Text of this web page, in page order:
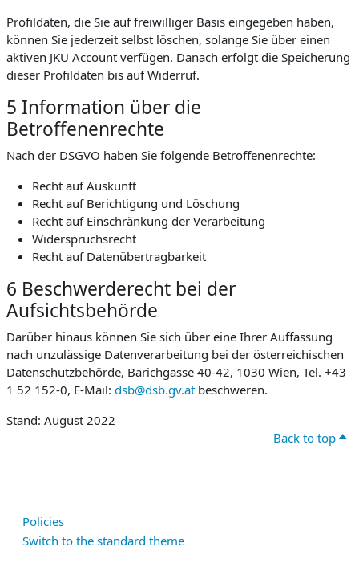
Profildaten, die Sie auf freiwilliger Basis eingegeben haben,
können Sie jederzeit selbst löschen, solange Sie über einen
aktiven JKU Account verfügen. Danach erfolgt die Speicherung
dieser Profildaten bis auf Widerruf.
5 Information über die
Betroffenenrechte
Nach der DSGVO haben Sie folgende Betroffenenrechte:
Recht auf Auskunft
Recht auf Berichtigung und Löschung
Recht auf Einschränkung der Verarbeitung
Widerspruchsrecht
Recht auf Datenübertragbarkeit
6 Beschwerderecht bei der
Aufsichtsbehörde
Darüber hinaus können Sie sich über eine Ihrer Auffassung
nach unzulässige Datenverarbeitung bei der österreichischen
Datenschutzbehörde, Barichgasse 40-42, 1030 Wien, Tel. +43
1 52 152-0, E-Mail: dsb@dsb.gv.at beschweren.
Stand: August 2022
Back to top
Policies
Switch to the standard theme